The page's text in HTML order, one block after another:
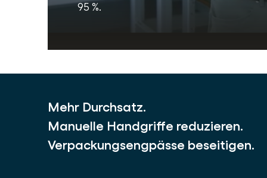
95 %.
Mehr Durchsatz.
Manuelle Handgriffe reduzieren.
Verpackungsengpässe beseitigen.